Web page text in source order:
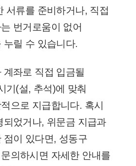
서류를 준비하거나, 직접
번거로움이 없어
누릴 수 있습니다.
좌로 직접 입금될
기(설, 추석)에 맞춰
으로 지급합니다. 혹시
되었거나, 위문금 지급과
점이 있다면, 성동구
의하시면 자세한 안내를